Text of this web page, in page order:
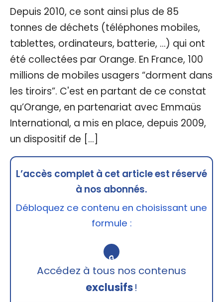
Depuis 2010, ce sont ainsi plus de 85
tonnes de déchets (téléphones mobiles,
tablettes, ordinateurs, batterie, ...) qui ont
été collectées par Orange. En France, 100
millions de mobiles usagers “dorment dans
les tiroirs”. C'est en partant de ce constat
qu’Orange, en partenariat avec Emmaüs
International, a mis en place, depuis 2009,
un dispositif de […]
L’accès complet à cet article est réservé
à nos abonnés.
Débloquez ce contenu en choisissant une
formule :
🔒
Accédez à tous nos contenus
exclusifs!